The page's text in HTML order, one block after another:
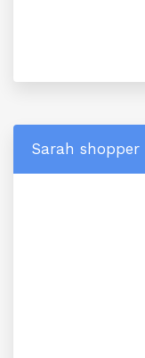
Sarah shopper